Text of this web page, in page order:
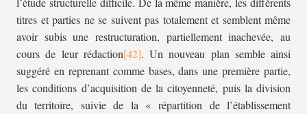
titres et parties ne se suivent pas totalement et semblent même
avoir subis une restructuration, partiellement inachevée, au
cours de leur rédaction
. Un nouveau plan semble ainsi
suggéré en reprenant comme bases, dans une première partie,
les conditions d’acquisition de la citoyenneté, puis la division
du territoire, suivie de la « répartition de l’établissement